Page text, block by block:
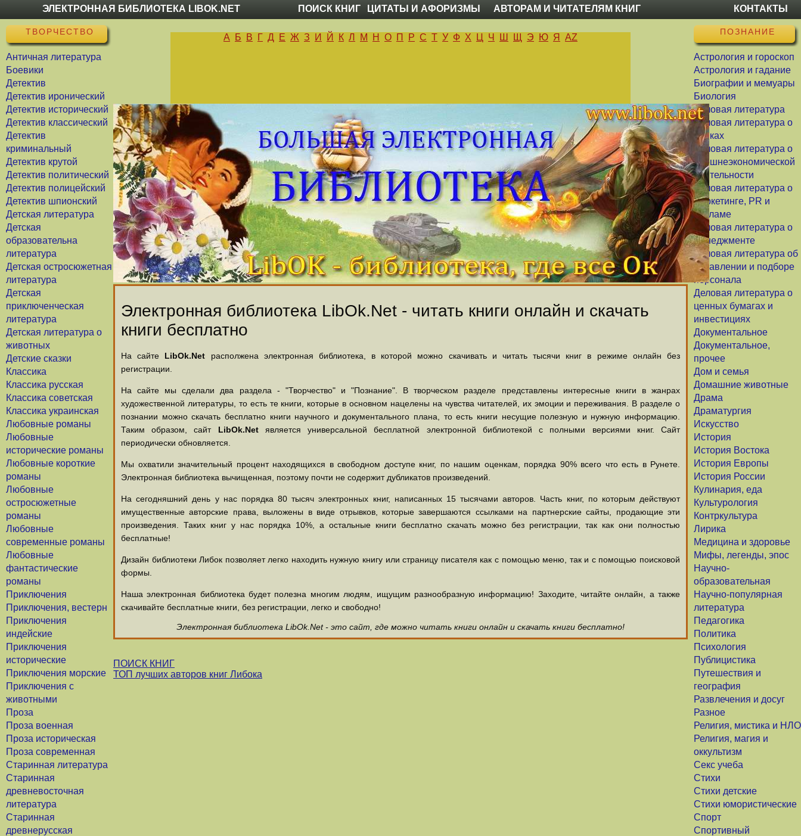
ЭЛЕКТРОННАЯ БИБЛИОТЕКА LIBOK.NET ПОИСК КНИГ ЦИТАТЫ И АФОРИЗМЫ АВТОРАМ И ЧИТАТЕЛЯМ КНИГ КОНТАКТЫ
ТВОРЧЕСТВО
Античная литература
Боевики
Детектив
Детектив иронический
Детектив исторический
Детектив классический
Детектив
криминальный
Детектив крутой
Детектив политический
Детектив полицейский
Детектив шпионский
Детская литература
Детская
образовательна
литература
Детская остросюжетная
литература
Детская
приключенческая
литература
Детская литература о
животных
Детские сказки
Классика
Классика русская
Классика советская
Классика украинская
Любовные романы
Любовные
исторические романы
Любовные короткие
романы
Любовные
остросюжетные
романы
Любовные
современные романы
Любовные
фантастические
романы
Приключения
Приключения, вестерн
Приключения
индейские
Приключения
исторические
Приключения морские
Приключения с
животными
Проза
Проза военная
Проза историческая
Проза современная
Старинная литература
Старинная
древневосточная
литература
Старинная
древнерусская
ПОЗНАНИЕ
Астрология и гороскоп
Астрология и гадание
Биографии и мемуары
Биология
Деловая литература
Деловая литература о
банках
Деловая литература о
внешнеэкономической
деятельности
Деловая литература о
маркетинге, PR и
рекламе
Деловая литература о
менеджменте
Деловая литература об
управлении и подборе
персонала
Деловая литература о
ценных бумагах и
инвестициях
Документальное
Документальное,
прочее
Дом и семья
Домашние животные
Драма
Драматургия
Искусство
История
История Востока
История Европы
История России
Кулинария, еда
Культурология
Контркультура
Лирика
Медицина и здоровье
Мифы, легенды, эпос
Научно-
образовательная
Научно-популярная
литература
Педагогика
Политика
Психология
Публицистика
Путешествия и
география
Развлечения и досуг
Разное
Религия, мистика и НЛО
Религия, магия и
оккультизм
Секс учеба
Стихи
Стихи детские
Стихи юмористические
Спорт
Спортивный
А Б В Г Д Е Ж З И Й К Л М Н О П Р С Т У Ф Х Ц Ч Ш Щ Э Ю Я AZ
Электронная библиотека LibOk.Net - читать книги онлайн и скачать
книги бесплатно
На сайте LibOk.Net располжена электронная библиотека, в которой можно скачивать и читать тысячи книг в режиме онлайн без
регистрации.
На сайте мы сделали два раздела - "Творчество" и "Познание". В творческом разделе представлены интересные книги в жанрах
художественной литературы, то есть те книги, которые в основном нацелены на чувства читателей, их эмоции и переживания. В разделе о
познании можно скачать бесплатно книги научного и документального плана, то есть книги несущие полезную и нужную информацию.
Таким образом, сайт LibOk.Netявляется универсальной бесплатной электронной библиотекой с полными версиями книг. Сайт
периодически обновляется.
Мы охватили значительный процент находящихся в свободном доступе книг, по нашим оценкам, порядка 90% всего что есть в Рунете.
Электронная библиотека вычищенная, поэтому почти не содержит дубликатов произведений.
На сегодняшний день у нас порядка 80 тысяч электронных книг, написанных 15 тысячами авторов. Часть книг, по которым действуют
имущественные авторские права, выложены в виде отрывков, которые завершаются ссылками на партнерские сайты, продающие эти
произведения. Таких книг у нас порядка 10%, а остальные книги бесплатно скачать можно без регистрации, так как они полностью
бесплатные!
Дизайн библиотеки Либок позволяет легко находить нужную книгу или страницу писателя как с помощью меню, так и с помощью поисковой
формы.
Наша электронная библиотека будет полезна многим людям, ищущим разнообразную информацию! Заходите, читайте онлайн, а также
скачивайте бесплатные книги, без регистрации, легко и свободно!
Электронная библиотека LibOk.Net - это сайт, где можно читать книги онлайн и скачать книги бесплатно!
ПОИСК КНИГ
ТОП лучших авторов книг Либока